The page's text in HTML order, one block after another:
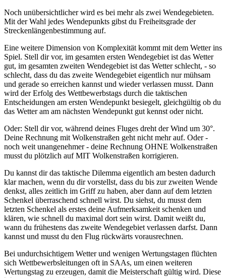
Noch unübersichtlicher wird es bei mehr als zwei Wendegebieten.
Mit der Wahl jedes Wendepunkts gibst du Freiheitsgrade der
Streckenlängenbestimmung auf.
Eine weitere Dimension von Komplexität kommt mit dem Wetter ins
Spiel. Stell dir vor, im gesamten ersten Wendegebiet ist das Wetter
gut, im gesamten zweiten Wendegebiet ist das Wetter schlecht, - so
schlecht, dass du das zweite Wendegebiet eigentlich nur mühsam
und gerade so erreichen kannst und wieder verlassen musst. Dann
wird der Erfolg des Wettbewerbstags durch die taktischen
Entscheidungen am ersten Wendepunkt besiegelt, gleichgültig ob du
das Wetter am am nächsten Wendepunkt gut kennst oder nicht.
Oder: Stell dir vor, während deines Fluges dreht der Wind um 30°.
Deine Rechnung mit Wolkenstraßen geht nicht mehr auf. Oder -
noch weit unangenehmer - deine Rechnung OHNE Wolkenstraßen
musst du plötzlich auf MIT Wolkenstraßen korrigieren.
Du kannst dir das taktische Dilemma eigentlich am besten dadurch
klar machen, wenn du dir vorstellst, dass du bis zur zweiten Wende
denkst, alles zeitlich im Griff zu haben, aber dann auf dem letzten
Schenkel überraschend schnell wirst. Du siehst, du musst dem
letzten Schenkel als erstes deine Aufmerksamkeit schenken und
klären, wie schnell du maximal dort sein wirst. Damit weißt du,
wann du frühestens das zweite Wendegebiet verlassen darfst. Dann
kannst und musst du den Flug rückwärts vorausrechnen.
Bei undurchsichtigem Wetter und wenigen Wertungstagen flüchten
sich Wettbewerbsleitungen oft in SAAs, um einen weiteren
Wertungstag zu erzeugen, damit die Meisterschaft gültig wird. Diese